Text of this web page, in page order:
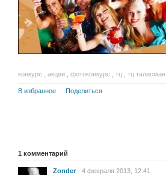
конкурс акции фотоконкурс тц тц талисман
В избранное Поделиться
1 комментарий
Zonder
4 февраля 2013, 12:41